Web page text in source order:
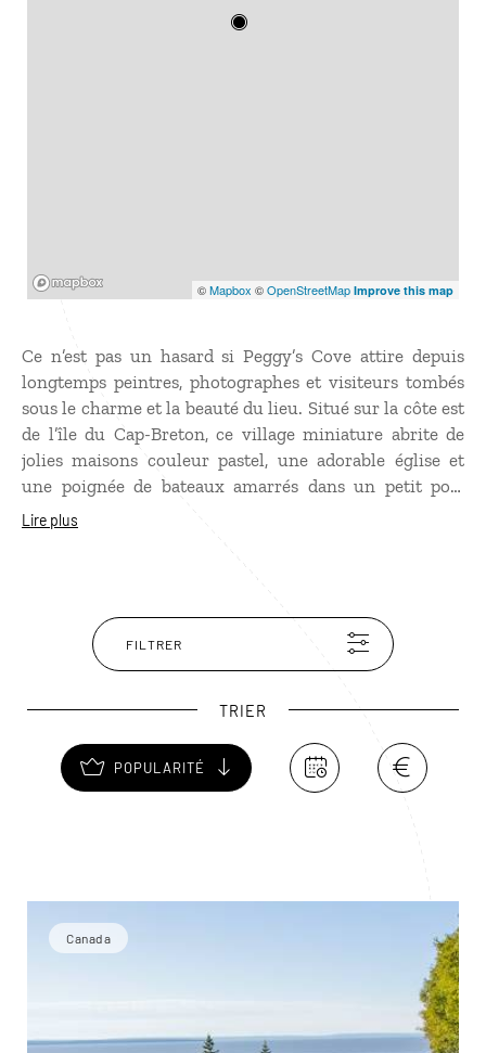
©Mapbox ©OpenStreetMap Improve this map
Ce n’est pas un hasard si Peggy’s Cove attire depuis
longtemps peintres, photographes et visiteurs tombés
sous le charme et la beauté du lieu. Situé sur la côte est
de l’île du Cap-Breton, ce village miniature abrite de
jolies maisons couleur pastel, une adorable église et
une poignée de bateaux amarrés dans un petit port
bordé de hangars sur pilotis, entourés de blocs de
de la Nouvelle-Ecosse à admirer lors d'unvoyage dans
les Provinces de l'Atlantique
Lire plus
FILTRER
TRIER
POPULARITÉ
Canada